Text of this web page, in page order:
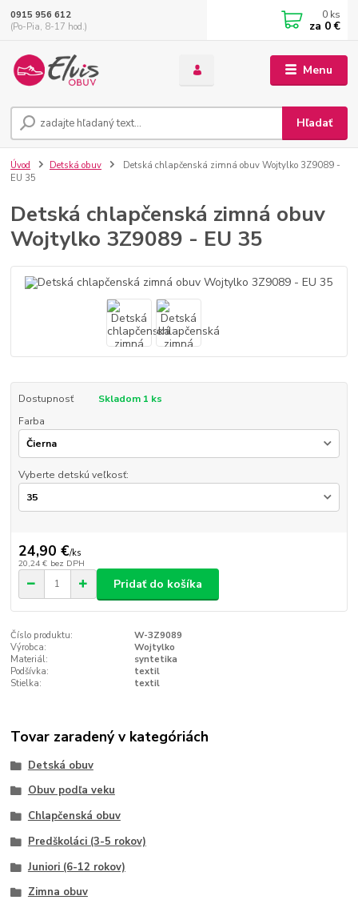
Menu
Hľadať
0915 956 612
(Po-Pia, 8-17 hod.)
0 ks
za 0 €
Úvod Detská obuv
Detská chlapčenská zimná obuv Wojtylko 3Z9089 -
EU 35
Detská chlapčenská zimná obuv
Wojtylko 3Z9089 - EU 35
Dostupnosť
Skladom 1 ks
Farba
Vyberte detskú veľkosť:
24,90 €/ks
20,24 € bez DPH
Pridať do košíka
Číslo produktu:
W-3Z9089
Výrobca:
Wojtylko
Materiál:
syntetika
Podšívka:
textil
Stielka:
textil
Tovar zaradený v kategóriách
Detská obuv
Obuv podľa veku
Chlapčenská obuv
Predškoláci (3-5 rokov)
Juniori (6-12 rokov)
Zimna obuv